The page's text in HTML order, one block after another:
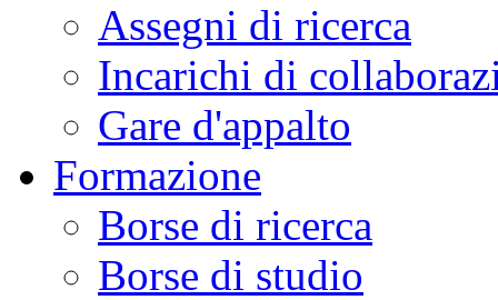
Assegni di ricerca
Incarichi di
Gare d'appalto
Formazione
Borse di ricerca
Borse di studio